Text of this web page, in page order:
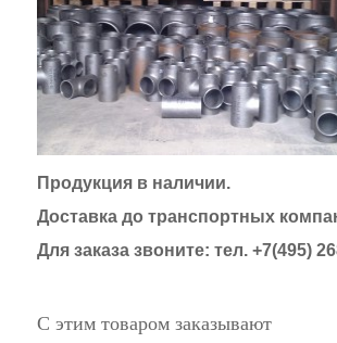
Продукция в наличии.
Доставка до транспортных
Для заказа звоните: тел. +7(495)
С этим товаром заказывают